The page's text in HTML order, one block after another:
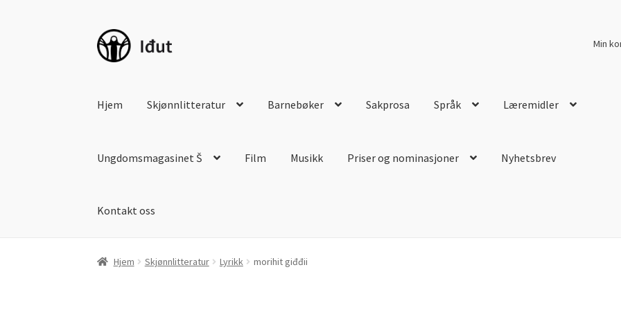
Hopp
til
Hopp
til
Min
Hjem Skjønnlitteratur Barnebøker Sakprosa Språk Læremidler
Ungdomsmagasinet Š Film Musikk Priser og nominasjoner Nyhetsbrev
Kontakt oss
Hjem Skjønnlitteratur Lyrikk morihit giđđii